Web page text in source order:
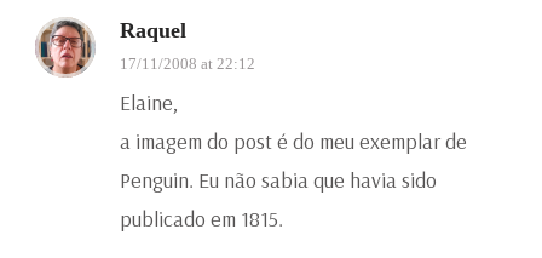
Raquel
17/11/2008 at 22:12
Elaine,
a imagem do post é do meu exemplar de
Penguin. Eu não sabia que havia sido
publicado em 1815.